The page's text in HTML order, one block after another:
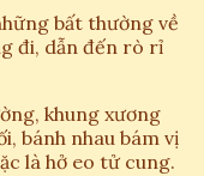
bất thường về
đi, dẫn đến rò rỉ
khung xương
bánh nhau bám vị
là hở eo tử cung.